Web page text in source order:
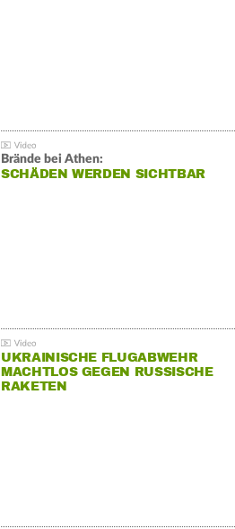
Brände bei Athen:
SCHÄDEN WERDEN SICHTBAR
UKRAINISCHE FLUGABWEHR
MACHTLOS GEGEN RUSSISCHE
RAKETEN